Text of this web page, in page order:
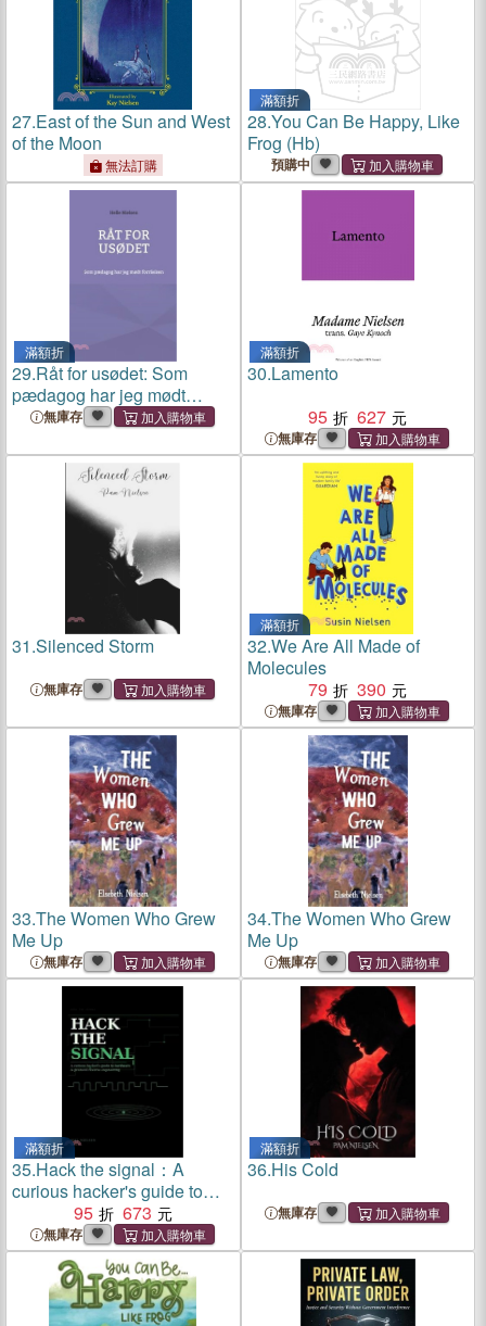
27.East of the Sun and West
of the Moon
無法訂購
滿額折
28.You Can Be Happy, Like
Frog (Hb)
預購中
滿額折
29.Råt for usødet: Som
pædagog har jeg mødt
forråelsen
無庫存
滿額折
30.Lamento
95
627
無庫存
31.Silenced Storm
無庫存
滿額折
32.We Are All Made of
Molecules
79
390
無庫存
33.The Women Who Grew
Me Up
無庫存
34.The Women Who Grew
Me Up
無庫存
滿額折
35.Hack the signal：A
curious hacker's guide to
hardware & protocol reverse
engineering
95 673
無庫存
滿額折
36.His Cold
無庫存